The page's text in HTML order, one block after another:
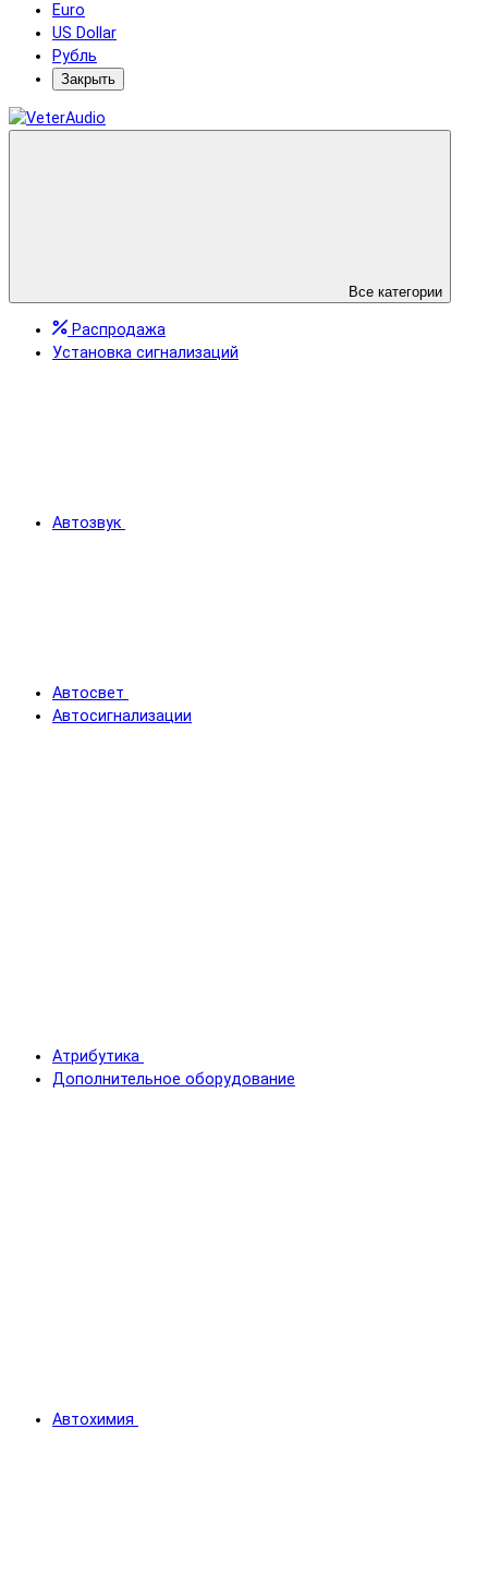
Euro
US Dollar
Рубль
Закрыть
Все категории
Распродажа
Установка сигнализаций
Автозвук
Автосвет
Автосигнализации
Атрибутика
Дополнительное оборудование
Автохимия